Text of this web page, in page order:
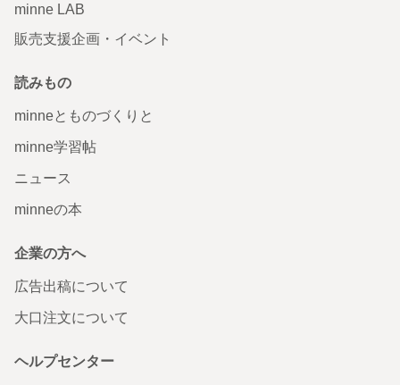
minne LAB
販売支援企画・イベント
読みもの
minneとものづくりと
minne学習帖
ニュース
minneの本
企業の方へ
広告出稿について
大口注文について
ヘルプセンター